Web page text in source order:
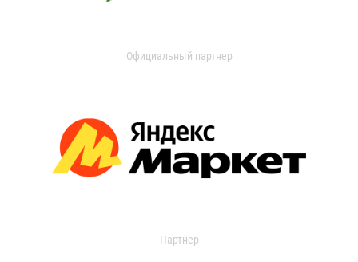
Официальный партнер
Партнер